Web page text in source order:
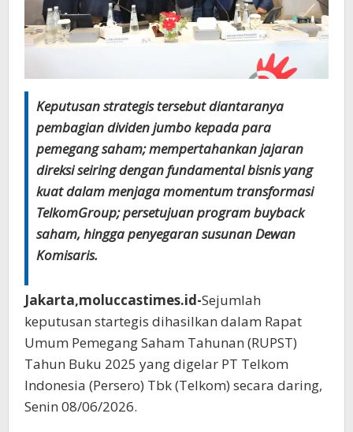
Keputusan strategis tersebut diantaranya
pembagian dividen jumbo kepada para
pemegang saham; mempertahankan jajaran
direksi seiring dengan fundamental bisnis yang
kuat dalam menjaga momentum transformasi
TelkomGroup; persetujuan program buyback
saham, hingga penyegaran susunan Dewan
Komisaris.
Jakarta,moluccastimes.id-Sejumlah
keputusan startegis dihasilkan dalam Rapat
Umum Pemegang Saham Tahunan (RUPST)
Tahun Buku 2025 yang digelar PT Telkom
Indonesia (Persero) Tbk (Telkom) secara daring,
Senin 08/06/2026.